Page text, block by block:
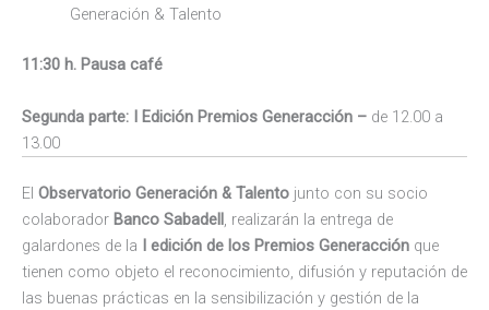
Generación & Talento
11:30 h. Pausa café
Segunda parte: I Edición Premios Generacción – de 12.00 a
13.00
El Observatorio Generación & Talento junto con su socio
colaborador Banco Sabadell , realizarán la entrega de
galardones de la
I edición de los Premios Generacción que
tienen como objeto el reconocimiento, difusión y reputación de
las buenas prácticas en la sensibilización y gestión de la